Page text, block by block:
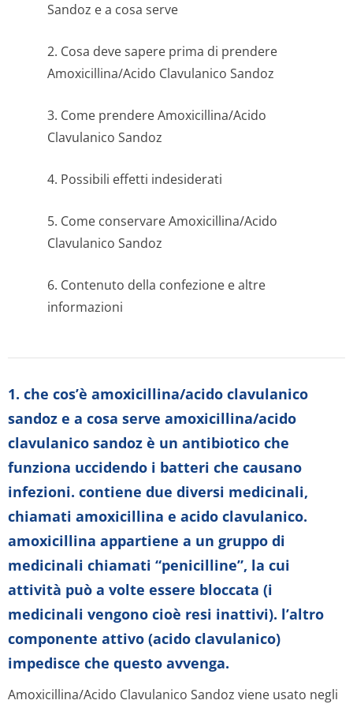
Sandoz e a cosa serve
2. Cosa deve sapere prima di prendere
Amoxicillina/Acido Clavulanico Sandoz
3. Come prendere Amoxicillina/Acido
Clavulanico Sandoz
4. Possibili effetti indesiderati
5. Come conservare Amoxicillina/Acido
Clavulanico Sandoz
6. Contenuto della confezione e altre
informazioni
1. che cos’è amoxicillina/acido clavulanico
sandoz e a cosa serve amoxicillina/acido
clavulanico sandoz è un antibiotico che
funziona uccidendo i batteri che causano
infezioni. contiene due diversi medicinali,
chiamati amoxicillina e acido clavulanico.
amoxicillina appartiene a un gruppo di
medicinali chiamati “penicilline”, la cui
attività può a volte essere bloccata (i
medicinali vengono cioè resi inattivi). l’altro
componente attivo (acido clavulanico)
impedisce che questo avvenga.
Amoxicillina/Acido Clavulanico Sandoz viene usato negli